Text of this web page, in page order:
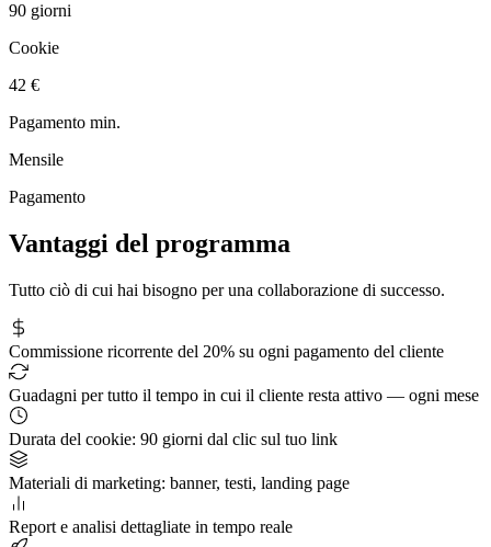
90 giorni
Cookie
42 €
Pagamento min.
Mensile
Pagamento
Vantaggi del programma
Tutto ciò di cui hai bisogno per una collaborazione di successo.
Commissione ricorrente del 20% su ogni pagamento del cliente
Guadagni per tutto il tempo in cui il cliente resta attivo — ogni mese
Durata del cookie: 90 giorni dal clic sul tuo link
Materiali di marketing: banner, testi, landing page
Report e analisi dettagliate in tempo reale